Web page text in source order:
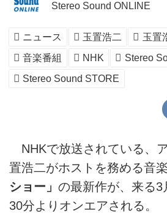
Stereo Sound ONLINE
ニュース 玉置浩二
玉置
音楽番組
NHK
Stereo
Stereo Sound STORE
NHKで放送されている、
置浩二がホストを務める音
ショー」 の最新作が、来る
30分よりオンエアされる。